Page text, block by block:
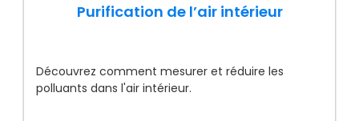
Purification de l’air intérieur
Découvrez comment mesurer et réduire les
polluants dans l'air intérieur.